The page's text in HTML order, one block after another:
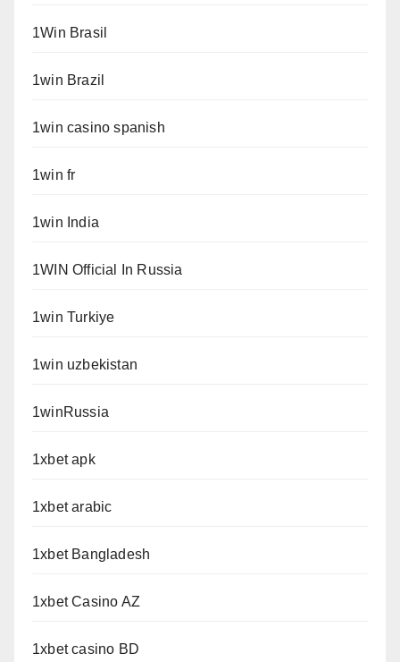
1Win Brasil
1win Brazil
1win casino spanish
1win fr
1win India
1WIN Official In Russia
1win Turkiye
1win uzbekistan
1winRussia
1xbet apk
1xbet arabic
1xbet Bangladesh
1xbet Casino AZ
1xbet casino BD